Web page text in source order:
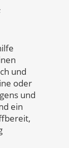
und
oder
und
ein